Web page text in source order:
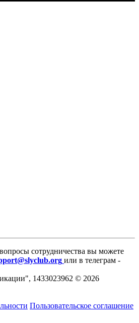
сотрудничества вы можете
или в телеграм -
1433023962 © 2026
Пользовательское соглашение